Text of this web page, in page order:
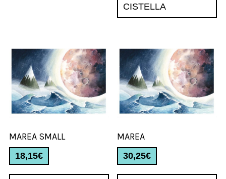
CISTELLA
MAREA SMALL
18,15€
MAREA
30,25€